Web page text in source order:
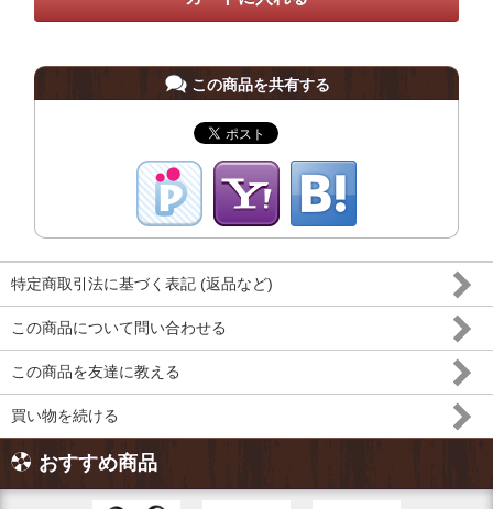
この商品を共有する
特定商取引法に基づく表記 (返品など)
この商品について問い合わせる
この商品を友達に教える
買い物を続ける
おすすめ商品